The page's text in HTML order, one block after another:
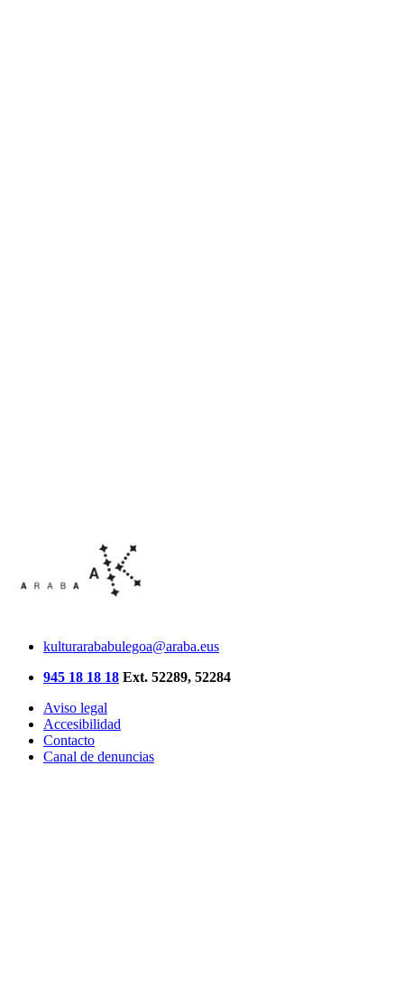
kulturarababulegoa@araba.eus
945 18 18 18 Ext. 52289, 52284
Aviso legal
Accesibilidad
Contacto
Canal de denuncias